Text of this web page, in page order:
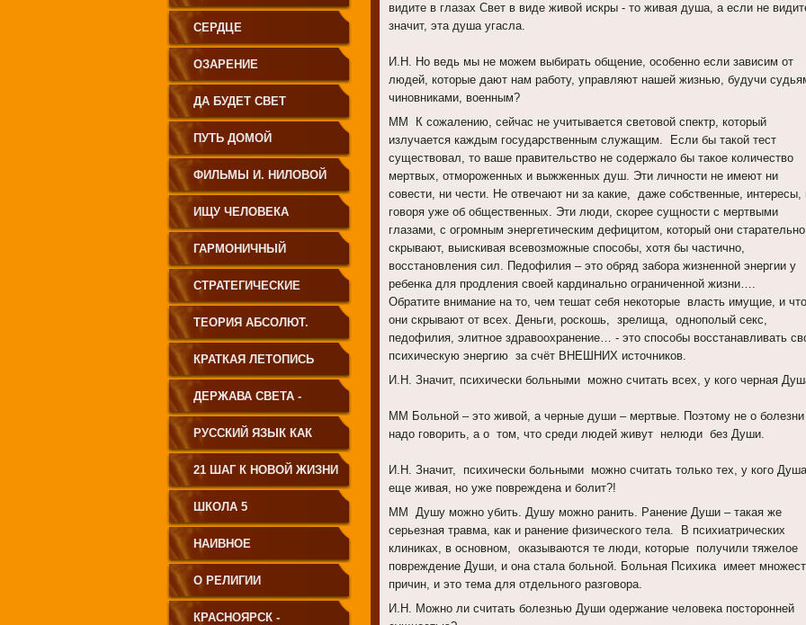
видите в глазах Свет в виде живой искры - то живая душа, а если не
значит, эта душа угасла.
И.Н. Но ведь мы не можем выбирать общение, особенно если зависим от
людей, которые дают нам работу, управляют нашей жизнью, будучи
чиновниками, военным?
ММ К сожалению, сейчас не учитывается световой спектр, который
излучается каждым государственным служащим. Если бы такой тест
существовал, то ваше правительство не содержало бы такое количество
мертвых, отмороженных и выжженных душ. Эти личности не имеют ни
совести, ни чести. Не отвечают ни за какие, даже собственные, интересы,
говоря уже об общественных. Эти люди, скорее сущности с мертвыми
глазами, с огромным энергетическим дефицитом, который они старательно
скрывают, выискивая всевозможные способы, хотя бы частично,
восстановления сил. Педофилия – это обряд забора жизненной энергии у
ребенка для продления своей кардинально ограниченной жизни….
Обратите внимание на то, чем тешат себя некоторые власть имущие, и что
они скрывают от всех. Деньги, роскошь, зрелища, однополый секс,
педофилия, элитное здравоохранение… - это способы восстанавливать
психическую энергию за счёт ВНЕШНИХ источников.
И.Н. Значит, психически больными можно считать всех, у кого черная
ММ Больной – это живой, а черные души – мертвые. Поэтому не о болезни
надо говорить, а о том, что среди людей живут нелюди без Души.
И.Н. Значит, психически больными можно считать только тех, у кого Душа
еще живая, но уже повреждена и болит?!
ММ Душу можно убить. Душу можно ранить. Ранение Души – такая же
серьезная травма, как и ранение физического тела. В психиатрических
клиниках, в основном, оказываются те люди, которые получили тяжелое
повреждение Души, и она стала больной. Больная Психика имеет
причин, и это тема для отдельного разговора.
И.Н. Можно ли считать болезнью Души одержание человека посторонней
СЕРДЦЕ
ОЗАРЕНИЕ
ДА БУДЕТ СВЕТ
ПУТЬ ДОМОЙ
ФИЛЬМЫ И. НИЛОВОЙ
ИЩУ ЧЕЛОВЕКА
ГАРМОНИЧНЫЙ
ЧЕЛОВЕК
СТРАТЕГИЧЕСКИЕ
ЧЕРТЫ УКЛАДА
ГОСУДАРСТВА
ПРИНЦИПИАЛЬНО
НОВОГО ТИПА
ТЕОРИЯ АБСОЛЮТ.
СВЕТА
КРАТКАЯ ЛЕТОПИСЬ
ЧЕЛОВЕЧЕСТВА
ДЕРЖАВА СВЕТА -
ВЕНЕЦ ЧЕЛОВЕЧЕСТВА
РУССКИЙ ЯЗЫК КАК
ЧАСТЬ МАТРИЦЫ
ТВОРЕНИЯ
21 ШАГ К НОВОЙ ЖИЗНИ
ШКОЛА 5
НАИВНОЕ
СВЕТОПРЕДСТАВЛЕНИЕ
О РЕЛИГИИ
КРАСНОЯРСК -